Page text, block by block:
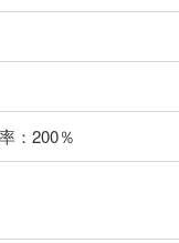
額に加えて、ボー
い。
融機関等にご確認の
定で自動入力されてい
：200％